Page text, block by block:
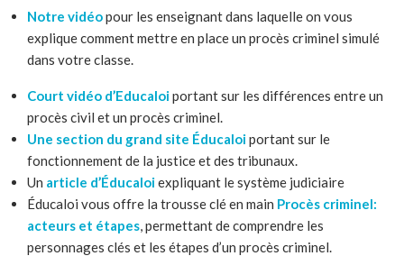
Notre vidéopour les enseignant dans laquelle on vous
explique comment mettre en place un procès criminel simulé
dans votre classe.
Court vidéo d’Educaloiportant sur les différences entre un
procès civil et un procès criminel.
Une section du grand site Éducaloiportant sur le
fonctionnement de la justice et des tribunaux.
Un article d’Éducaloiexpliquant le système judiciaire
Éducaloi vous offre la trousse clé en main Procès criminel:
acteurs et étapes, permettant de comprendre les
personnages clés et les étapes d’un procès criminel.